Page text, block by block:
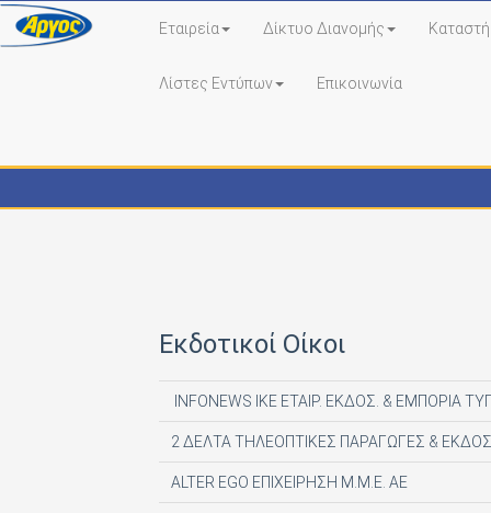
Εταιρεία Δίκτυο Διανομής
Λίστες Εντύπων Επικοινωνία
Εκδοτικοί Οίκοι
INFONEWS ΙΚΕ ΕΤΑΙΡ. ΕΚΔΟΣ. & ΕΜΠΟΡΙΑ
2 ΔΕΛΤΑ ΤΗΛΕΟΠΤΙΚΕΣ ΠΑΡΑΓΩΓΕΣ &
ALTER EGO ΕΠΙΧΕΙΡΗΣΗ Μ.Μ.Ε. ΑΕ